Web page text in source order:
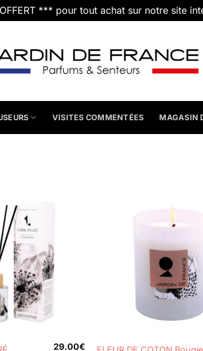
*** pour tout achat sur notre site
VISITES COMMENTÉES MAGASIN
29.00€